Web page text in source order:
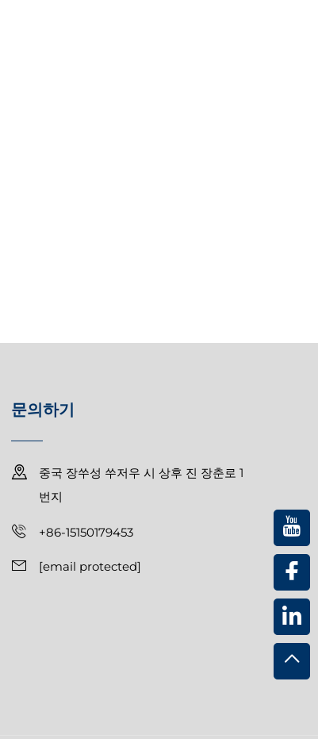
문의하기
중국 장쑤성 쑤저우 시 상후 진 장춘로 1
번지
+86-15150179453
[email protected]